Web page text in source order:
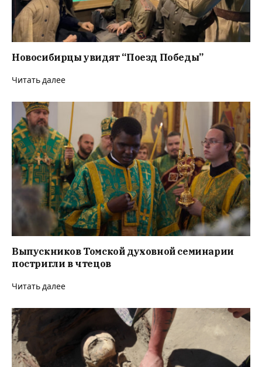
Новосибирцы увидят “Поезд Победы”
Читать далее
Выпускников Томской духовной семинарии
постригли в чтецов
Читать далее